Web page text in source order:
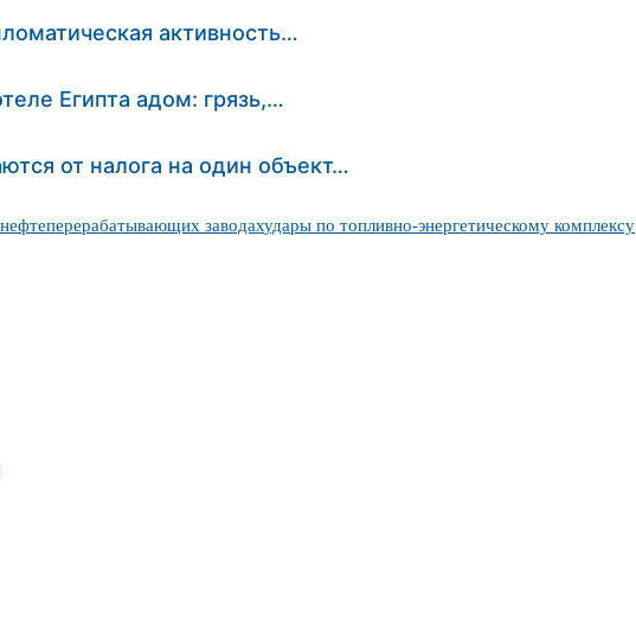
активность…
Египта адом: грязь,…
от налога на один объект…
заводахудары по топливно-энергетическому комплексу